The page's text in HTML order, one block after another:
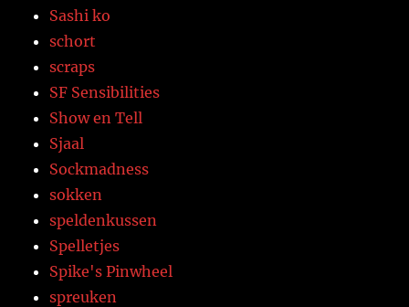
Sashi ko
schort
scraps
SF Sensibilities
Show en Tell
Sjaal
Sockmadness
sokken
speldenkussen
Spelletjes
Spike's Pinwheel
spreuken